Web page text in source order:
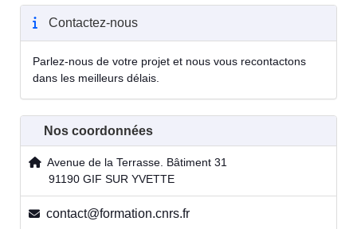
Contactez-nous
Parlez-nous de votre projet et nous vous recontactons
dans les meilleurs délais.
Nos coordonnées
Avenue de la Terrasse. Bâtiment 31
91190 GIF SUR YVETTE
contact@formation.cnrs.fr